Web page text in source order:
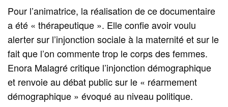
Pour l’animatrice, la réalisation de ce documentaire
a été « thérapeutique ». Elle confie avoir voulu
alerter sur l’injonction sociale à la maternité et sur le
fait que l’on commente trop le corps des femmes.
Enora Malagré critique l’injonction démographique
et renvoie au débat public sur le « réarmement
démographique » évoqué au niveau politique.